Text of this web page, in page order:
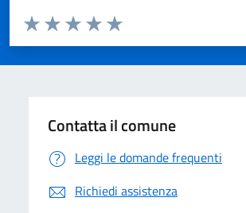
Valuta da 1 a 5 stelle la pagina
Valuta 5 stelle su 5
Valuta 4 stelle su 5
Valuta 3 stelle su 5
Valuta 2 stelle su 5
Valuta 1 stelle su 5
Contatta il comune
Leggi le domande frequenti
Richiedi assistenza